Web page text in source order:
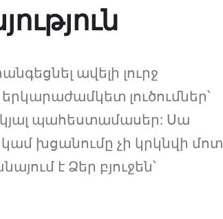
ավելի լուրջ
լուծումներ՝
պահեստամասեր: Սա
խցանումը չի կրկնվի մոտ
է Ձեր բյուջեն՝